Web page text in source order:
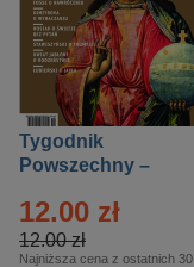
Tygodnik
Powszechny –
12.00 zł
12.00 zł
Najniższa cena z ostatnich 30